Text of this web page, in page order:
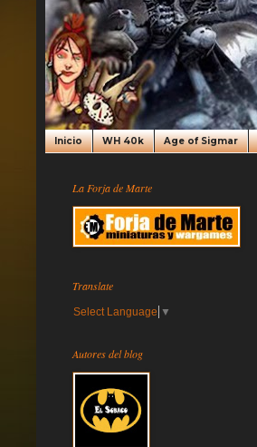
Inicio WH 40k Age of Sigmar
La Forja de Marte
Translate
Select Language ▼
Autores del blog